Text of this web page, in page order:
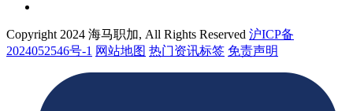
Copyright 2024 海马职加, All Rights Reserved 沪ICP备
2024052546号-1 网站地图 热门资讯标签 免责声明